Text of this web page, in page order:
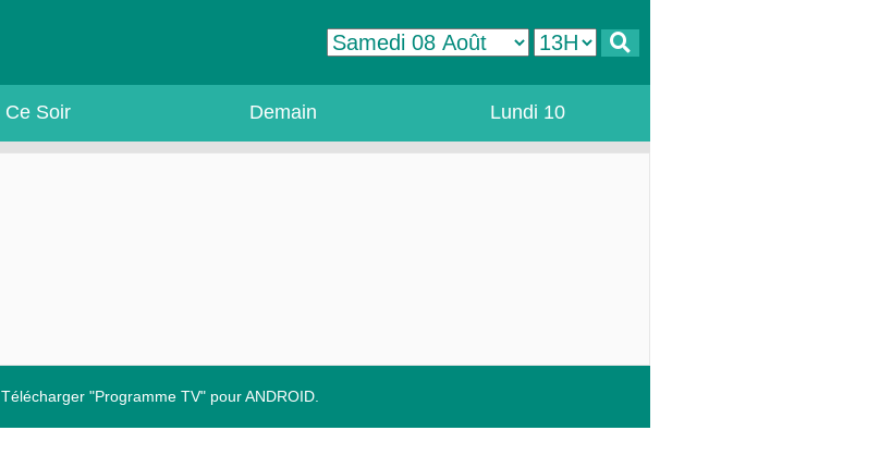
Ce Soir Demain Lundi 10
Télécharger "Programme TV" pour ANDROID.